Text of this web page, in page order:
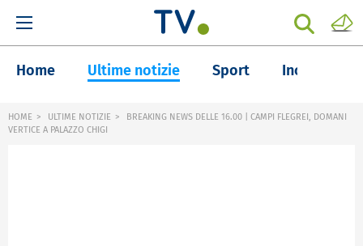
Home Ultime notizie Sport Inchieste
HOME ULTIME NOTIZIE
BREAKING NEWS DELLE 16.00 | CAMPI FLEGREI, DOMANI
VERTICE A PALAZZO CHIGI